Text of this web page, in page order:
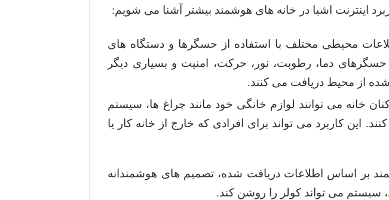
اینترنت اشیا در خانه های هوشمند بیشتر آشنا می شویم:
محیطی مختلف با استفاده از حسگرها و دستگاه های
دما، رطوبت، نور، حرکت، امنیت و بسیاری دیگر
از محیط دریافت می کنند.
خانه می توانند لوازم خانگی خود مانند چراغ ها، سیستم
این کاربرد می تواند برای افرادی که خارج از خانه کار یا
بر اساس اطلاعات دریافت شده، تصمیم های هوشمندانه
سیستم می تواند کولر را روشن کند.